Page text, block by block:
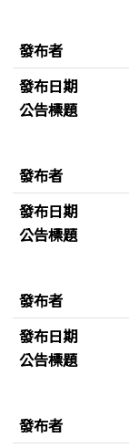
發布者
發布日期
公告標題
發布者
發布日期
公告標題
發布者
發布日期
公告標題
發布者